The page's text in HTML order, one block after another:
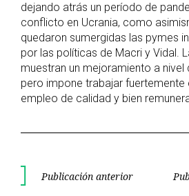
dejando atrás un período de
conflicto en Ucrania, como
quedaron sumergidas las pymes
por las políticas de Macri y Vidal.
muestran un mejoramiento a nivel
pero impone trabajar fuertemente
empleo de calidad y bien
Navegación
Publicación anterior